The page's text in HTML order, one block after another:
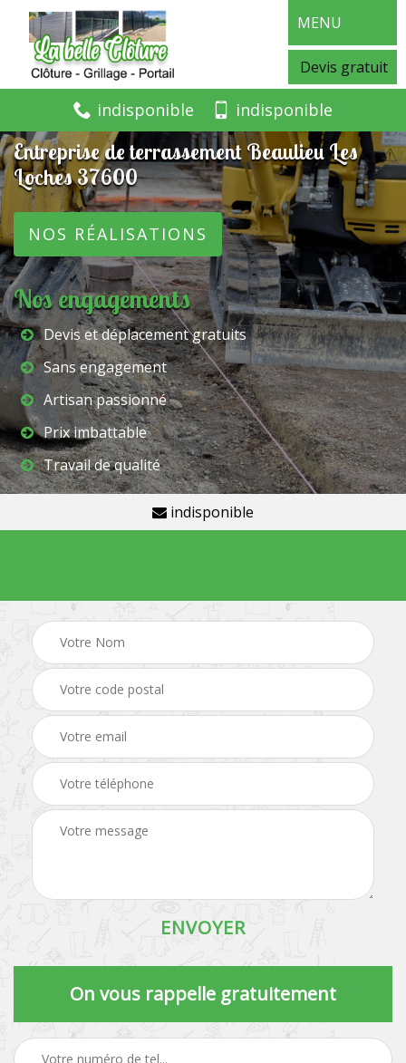
MENU
Devis gratuit
indisponible indisponible
Entreprise de terrassement Beaulieu Les
Loches 37600
NOS RÉALISATIONS
Nos engagements
Devis et déplacement gratuits
Sans engagement
Artisan passionné
Prix imbattable
Travail de qualité
indisponible
On vous rappelle gratuitement